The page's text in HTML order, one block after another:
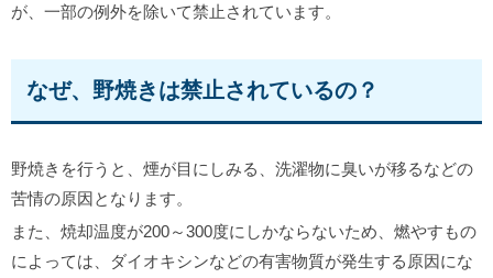
が、一部の例外を除いて禁止されています。
なぜ、野焼きは禁止されているの？
野焼きを行うと、煙が目にしみる、洗濯物に臭いが移るなどの
苦情の原因となります。
また、焼却温度が200～300度にしかならないため、燃やすもの
によっては、ダイオキシンなどの有害物質が発生する原因にな